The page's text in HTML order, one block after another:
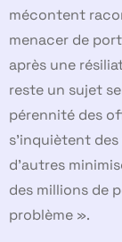
mécontent
menacer de
après une
reste un sujet
pérennité des
s’inquiètent
d’autres
des millions de
problème ».